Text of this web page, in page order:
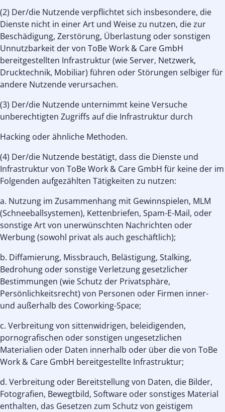
(2) Der/die Nutzende verpflichtet sich insbesondere, die
Dienste nicht in einer Art und Weise zu nutzen, die zur
Beschädigung, Zerstörung, Überlastung oder sonstigen
Unnutzbarkeit der von ToBe Work & Care GmbH
bereitgestellten Infrastruktur (wie Server, Netzwerk,
Drucktechnik, Mobiliar) führen oder Störungen selbiger für
andere Nutzende verursachen.
(3) Der/die Nutzende unternimmt keine Versuche
unberechtigten Zugriffs auf die Infrastruktur durch
Hacking oder ähnliche Methoden.
(4) Der/die Nutzende bestätigt, dass die Dienste und
Infrastruktur von ToBe Work & Care GmbH für keine der im
Folgenden aufgezählten Tätigkeiten zu nutzen:
a. Nutzung im Zusammenhang mit Gewinnspielen, MLM
(Schneeballsystemen), Kettenbriefen, Spam-E-Mail, oder
sonstige Art von unerwünschten Nachrichten oder
Werbung (sowohl privat als auch geschäftlich);
b. Diffamierung, Missbrauch, Belästigung, Stalking,
Bedrohung oder sonstige Verletzung gesetzlicher
Bestimmungen (wie Schutz der Privatsphäre,
Persönlichkeitsrecht) von Personen oder Firmen inner-
und außerhalb des Coworking-Space;
c. Verbreitung von sittenwidrigen, beleidigenden,
pornografischen oder sonstigen ungesetzlichen
Materialien oder Daten innerhalb oder über die von ToBe
Work & Care GmbH bereitgestellte Infrastruktur;
d. Verbreitung oder Bereitstellung von Daten, die Bilder,
Fotografien, Bewegtbild, Software oder sonstiges Material
enthalten, das Gesetzen zum Schutz von geistigem